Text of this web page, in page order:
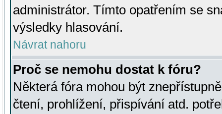
administrátor. Tímto opatřením se
výsledky hlasování.
Návrat nahoru
Proč se nemohu dostat k fóru?
Některá fóra mohou být
čtení, prohlížení, přispívání atd.